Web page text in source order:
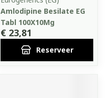
Amlodipine Besilate EG
Tabl 100X10Mg
€ 23,81
Reserveer